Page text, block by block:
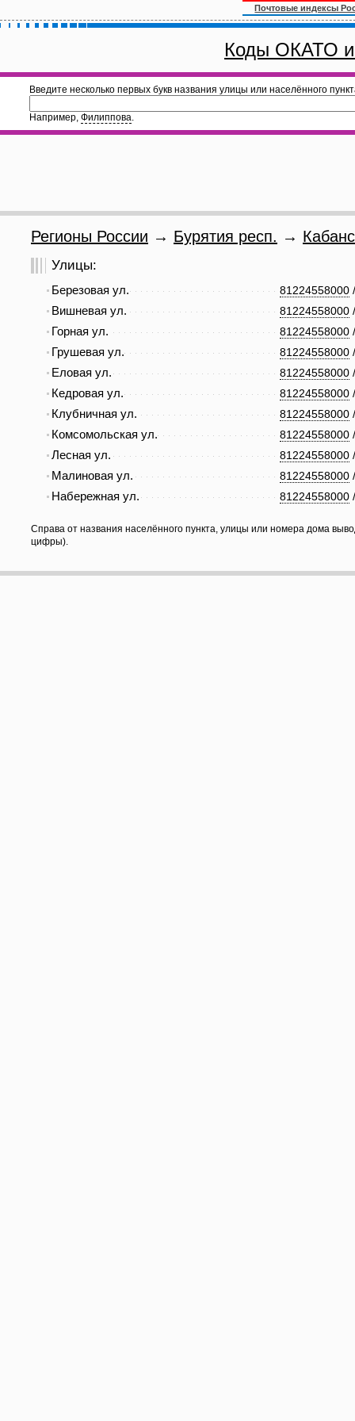
Почтовые индексы
Коды ОКАТО
Введите несколько первых букв названия улицы или населённого
Например, Филиппова.
Регионы России → Бурятия респ. →
Улицы:
81224558000
Березовая ул.
81224558000
Вишневая ул.
81224558000
Горная ул.
81224558000
Грушевая ул.
81224558000
Еловая ул.
81224558000
Кедровая ул.
81224558000
Клубничная ул.
81224558000
Комсомольская ул.
81224558000
Лесная ул.
81224558000
Малиновая ул.
81224558000
Набережная ул.
Справа от названия населённого пункта, улицы или номера дома
цифры).